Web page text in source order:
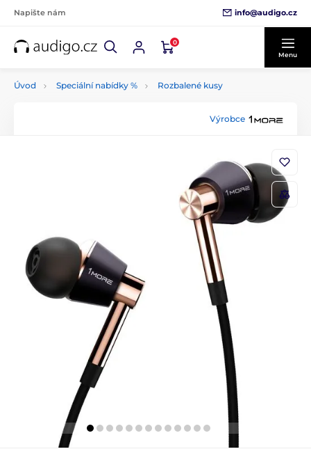
Napište nám info@audigo.cz
0
Menu
Úvod Speciální nabídky % Rozbalené kusy
Výrobce